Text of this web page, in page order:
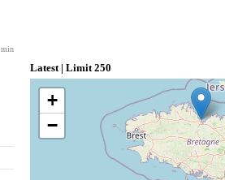
min
Latest | Limit 250
+
−